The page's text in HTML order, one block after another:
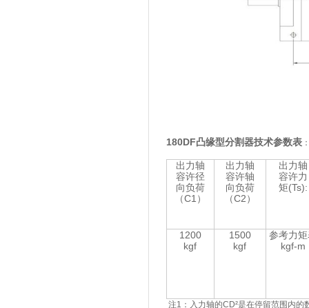
180DF凸缘型分割器技术参数表
出力轴
容许径
向负荷
（C1）
出力轴
容许轴
向负荷
（C2）
出力轴
容许力
矩(Ts):
1200
kgf
1500
kgf
参考力
kgf-m
注1：入力轴的CD²是在停留范围